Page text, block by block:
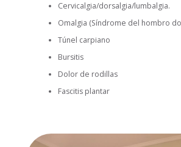
Cervicalgia/dorsalgia/lumbalgia.
Omalgia (Síndrome del hombro
Túnel carpiano
Bursitis
Dolor de rodillas
Fascitis plantar